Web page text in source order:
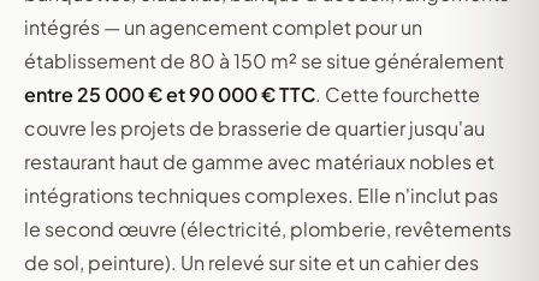
intégrés — un agencement complet pour un
établissement de 80 à 150 m² se situe généralement
entre 25 000 € et 90 000 € TTC. Cette fourchette
couvre les projets de brasserie de quartier jusqu'au
restaurant haut de gamme avec matériaux nobles et
intégrations techniques complexes. Elle n'inclut pas
le second œuvre (électricité, plomberie, revêtements
de sol, peinture). Un relevé sur site et un cahier des